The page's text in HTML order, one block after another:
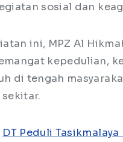
sosial dan
ini, MPZ Al
kepedulian,
di tengah
DT Peduli